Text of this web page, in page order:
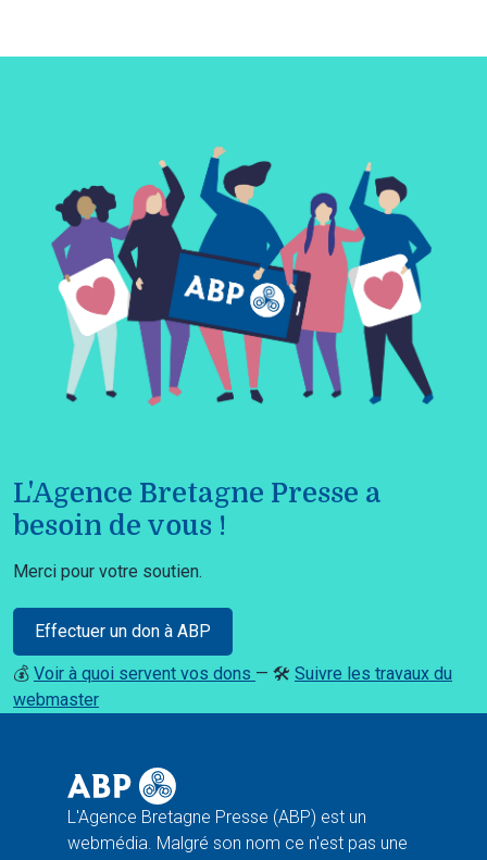
L'Agence Bretagne Presse a
besoin de vous !
Merci pour votre soutien.
Effectuer un don à ABP
💰 Voir à quoi servent vos dons — 🛠️ Suivre les travaux du
webmaster
L'Agence Bretagne Presse (ABP) est un
webmédia. Malgré son nom ce n'est pas une